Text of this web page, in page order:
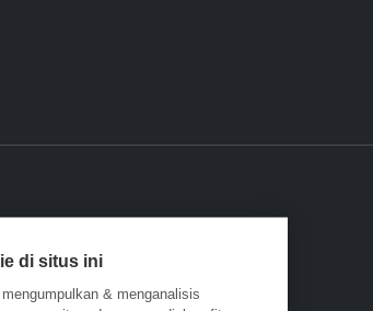
di situs ini
& menganalisis